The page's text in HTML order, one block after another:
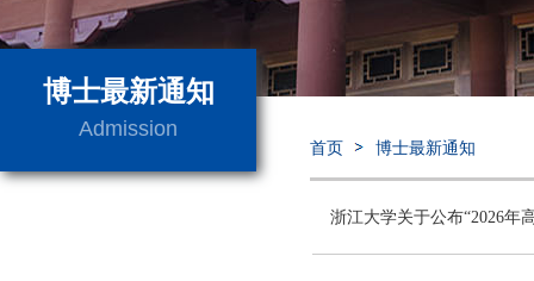
博士最新通知
Admission
首页 博士最新通知
浙江大学关于公布“2026年